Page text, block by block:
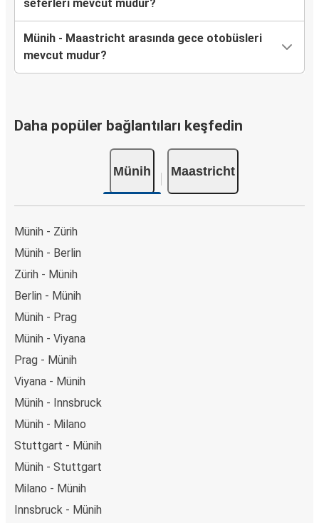
seferleri mevcut mudur?
Münih - Maastricht arasında gece otobüsleri
mevcut mudur?
Daha popüler bağlantıları keşfedin
Münih Maastricht
Münih - Zürih
Münih - Berlin
Zürih - Münih
Berlin - Münih
Münih - Prag
Münih - Viyana
Prag - Münih
Viyana - Münih
Münih - Innsbruck
Münih - Milano
Stuttgart - Münih
Münih - Stuttgart
Milano - Münih
Innsbruck - Münih